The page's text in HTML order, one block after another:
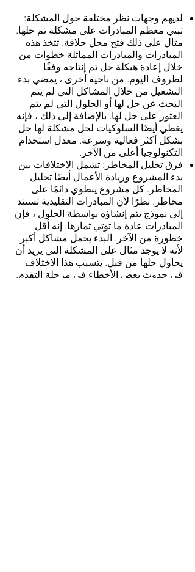
لديهم وجهات نظر مختلفة حول المشكلة:
تبني معظم المبادرات على مشكلة تم حلها.
مثال على ذلك فتح محل حلاقة. تتخذ هذه
المبادرات والمبادرات المماثلة خطوات من
خلال إعادة هيكلة حل تم إنتاجه وفقًا
لظروف اليوم. من ناحية أخرى ، يمضي بدء
التشغيل من خلال المشاكل التي لم يتم
البحث عن حل لها أو الحلول التي لم يتم
العثور على حل لها. بالإضافة إلى ذلك ، فإنه
يغطي أيضًا السلوكيات لحل مشكلة لها حل
بشكل أكثر فعالية وسرعة. معدل استخدام
التكنولوجيا أعلى من الآخر.
فرق تحليل المخاطر: تشمل الاختلافات بين
بدء المشروع وريادة الأعمال أيضًا تحليل
المخاطر. كل مشروع ينطوي دائمًا على
مخاطر. نظرًا لأن المبادرات التقليدية تستند
إلى نموذج يتم إنشاؤه بواسطة الحلول ، فإن
المبادرات عادة ما تؤتي ثمارها. إنه أقل
خطورة من الآخر. البدء يحمل مشاكل أكبر.
لأنه لا يوجد مثال على المشكلة التي يريد أن
يحاول حلها من قبل. يتسبب هذا الاختلاف
في حدوث بعض الأخطاء في مرحلة التقدم.